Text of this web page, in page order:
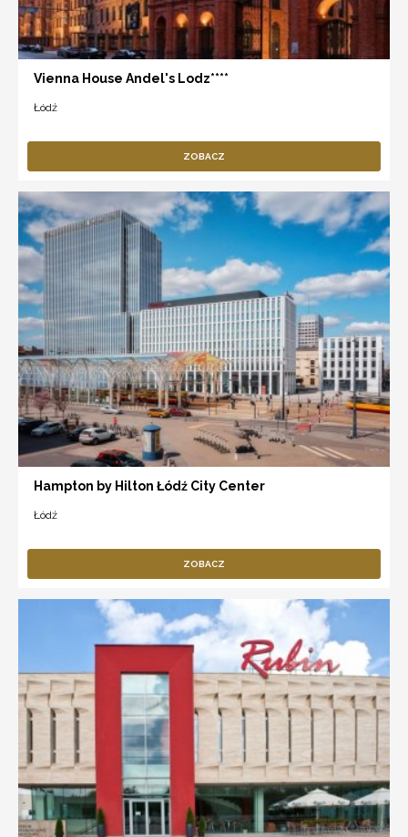
Vienna House Andel's Lodz****
Łódź
ZOBACZ
Hampton by Hilton Łódź City Center
Łódź
ZOBACZ